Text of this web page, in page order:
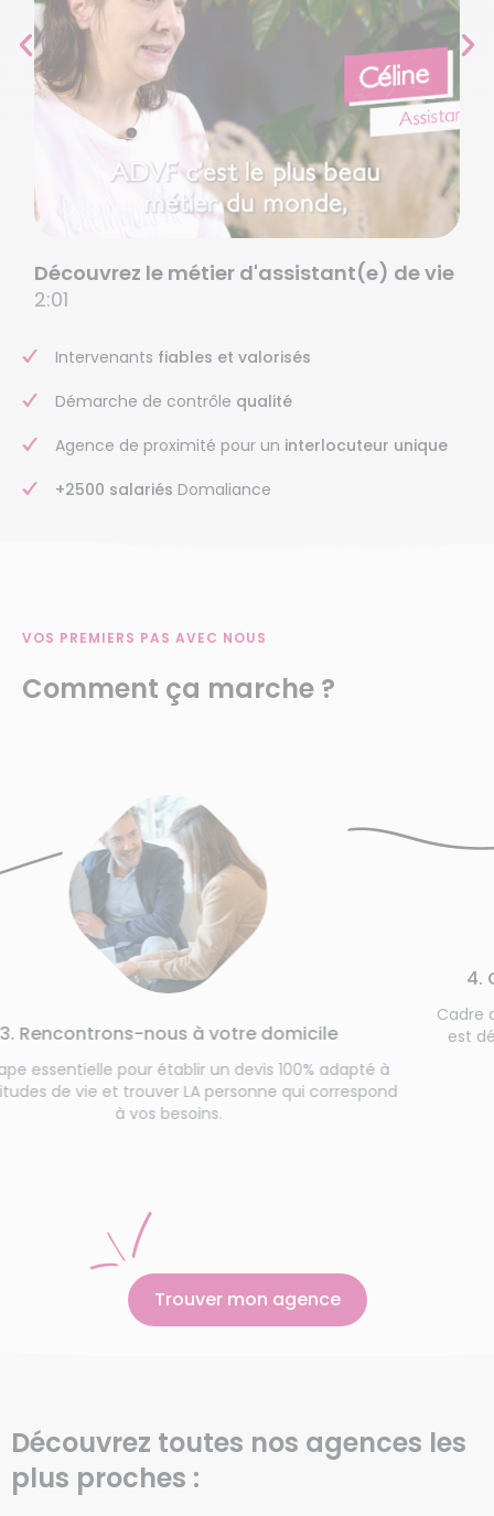
Découvrez le métier d'assistant(e) de vie
2:01
Intervenants fiables et valorisés
Démarche de contrôle qualité
Agence de proximité pour un interlocuteur unique
+2500 salariés Domaliance
VOS PREMIERS PAS AVEC NOUS
Comment ça marche ?
pour établir un devis 100% adapté à
et trouver LA personne qui correspond
à vos besoins.
nous à votre domicile
Cadre de vie,
est détaillé
4. Obtenez
Trouver mon agence
Découvrez toutes nos agences les
plus proches :